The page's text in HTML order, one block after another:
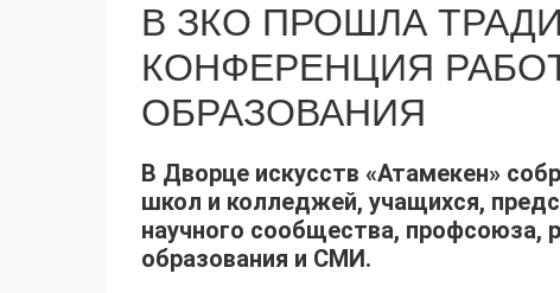
В ЗКО ПРОШЛА
КОНФЕРЕНЦИЯ
ОБРАЗОВАНИЯ
В Дворце искусств «Атамекен»
школ и колледжей, учащихся,
научного сообщества, профсоюза,
образования и СМИ.